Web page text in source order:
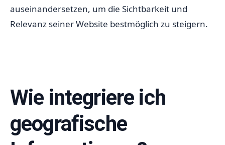
auseinandersetzen, um die Sichtbarkeit und
Relevanz seiner Website bestmöglich zu steigern.
Wie integriere ich
geografische